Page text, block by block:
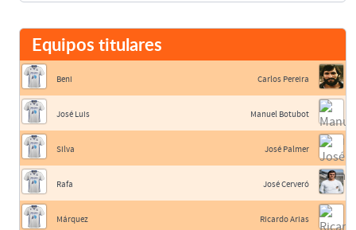
Equipos titulares
Beni
José Luis
Silva
Rafa
Márquez
Carlos Pereira
Manuel Botubot
José Palmer
José Cerveró
Ricardo Arias